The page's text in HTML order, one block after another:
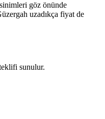
göz önünde
uzadıkça fiyat de
sunulur.